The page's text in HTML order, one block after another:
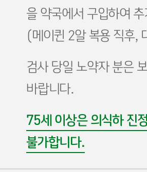
을 약국에서 구입하여
(메이퀸 2알 복용 직후,
검사 당일 노약자 분은
바랍니다.
75세 이상은 의식하 진
불가합니다.